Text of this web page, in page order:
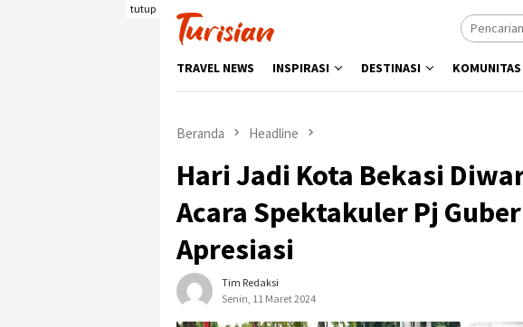
tutup
TRAVEL NEWS INSPIRASI DESTINASI KOMUNITAS
Beranda Headline
Hari Jadi Kota Bekasi
Acara Spektakuler Pj
Apresiasi
Tim Redaksi
Senin, 11 Maret 2024